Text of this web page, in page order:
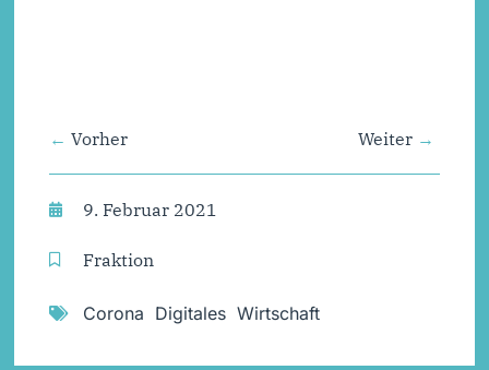
Vorher Weiter
9. Februar 2021
Fraktion
Corona Digitales, Wirtschaft